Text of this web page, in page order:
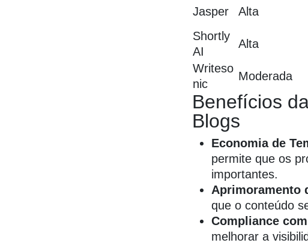
Jasper
Alta
Shortly
AI
Alta
Writeso
nic
Moderada
Benefícios
Blogs
Economia de
permite que os
importantes.
Aprimoramento
que o conteúdo
Compliance
melhorar a